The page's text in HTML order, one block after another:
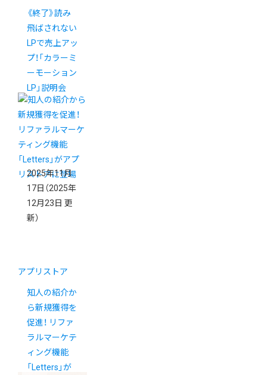
《終了》読み
飛ばされない
LPで売上アッ
プ！「カラーミ
ーモーション
LP」説明会
2025年11月
17日 （2025年
12月23日 更
新）
アプリストア
知人の紹介か
ら新規獲得を
促進！ リファ
ラルマーケテ
ィング機能
「Letters」が